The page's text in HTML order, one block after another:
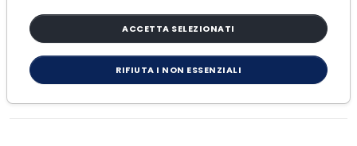
Rassegna stampa del 30.01.2025
GIOVEDÌ 30 GENNAIO 2025 RASSEGNA STAMPA
ACCETTA SELEZIONATI
RIFIUTA I NON ESSENZIALI